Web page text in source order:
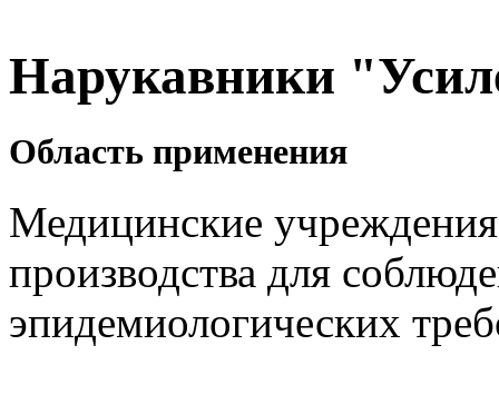
Нарукавники
Область применения
Медицинские
производства для
эпидемиологических